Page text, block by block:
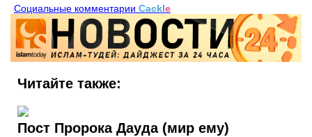
Социальные комментарии Cackle
Читайте также:
Пост Пророка Дауда (мир ему)